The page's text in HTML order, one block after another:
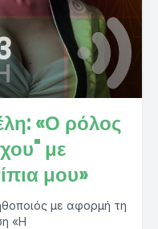
«Ο ρόλος
με
μου»
με αφορμή τη
«Η